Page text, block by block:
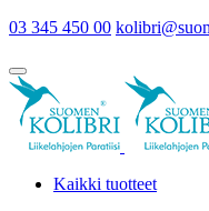
03 345 450 00
Kaikki tuotteet